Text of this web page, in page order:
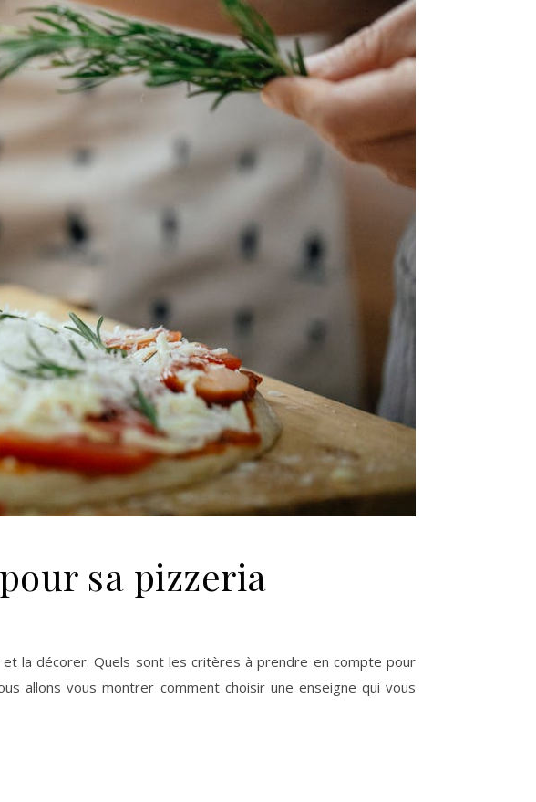
sa pizzeria
la décorer. Quels sont les critères à prendre en compte pour
allons vous montrer comment choisir une enseigne qui vous